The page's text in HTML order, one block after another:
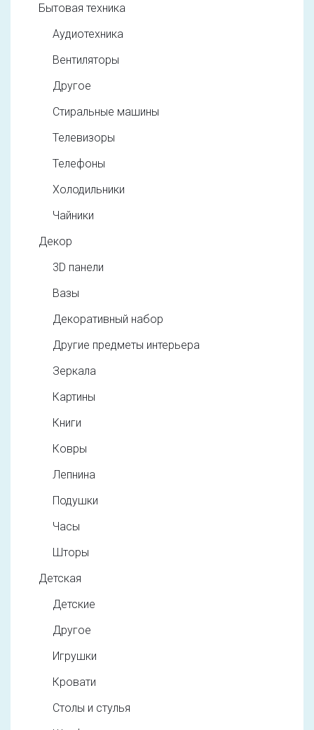
Бытовая техника
Аудиотехника
Вентиляторы
Другое
Стиральные машины
Телевизоры
Телефоны
Холодильники
Чайники
Декор
3D панели
Вазы
Декоративный набор
Другие предметы интерьера
Зеркала
Картины
Книги
Ковры
Лепнина
Подушки
Часы
Шторы
Детская
Детские
Другое
Игрушки
Кровати
Столы и стулья